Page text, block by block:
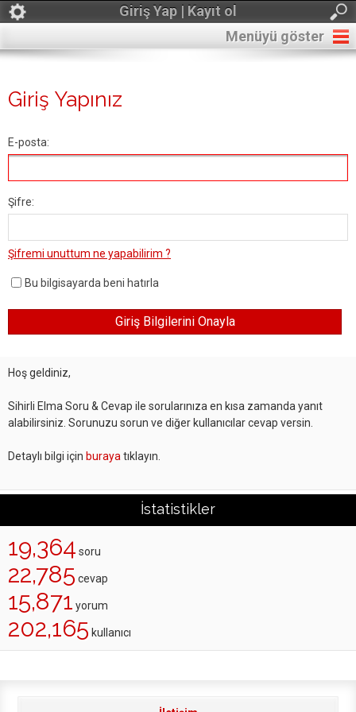
Giriş Yap | Kayıt ol
Menüyü göster
Giriş Yapınız
E-posta:
Şifre:
Şifremi unuttum ne yapabilirim ?
Bu bilgisayarda beni hatırla
Hoş geldiniz,
Sihirli Elma Soru & Cevap ile sorularınıza en kısa zamanda yanıt
alabilirsiniz. Sorunuzu sorun ve diğer kullanıcılar cevap versin.
Detaylı bilgi için buraya tıklayın.
İstatistikler
19,364 soru
22,785 cevap
15,871 yorum
202,165 kullanıcı